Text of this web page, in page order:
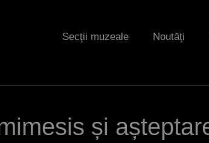
Secţii muzeale Noutăţi
și